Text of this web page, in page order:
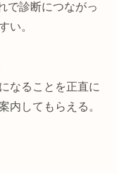
で診断につながっ
い。
なることを正直に
内してもらえる。